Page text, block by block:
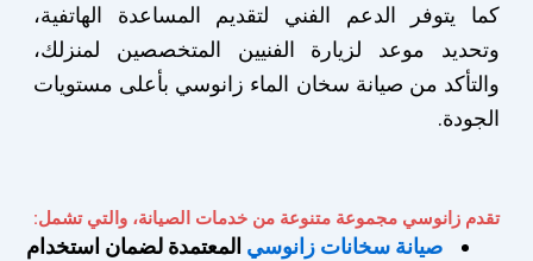
كما يتوفر الدعم الفني لتقديم المساعدة الهاتفية،
وتحديد موعد لزيارة الفنيين المتخصصين لمنزلك،
والتأكد من صيانة سخان الماء زانوسي بأعلى مستويات
الجودة.
تقدم زانوسي مجموعة متنوعة من خدمات الصيانة، والتي تشمل:
صيانة سخانات زانوسي المعتمدة لضمان استخدام